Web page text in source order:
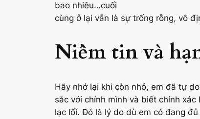
bao nhiêu…cuối
cùng ở lại vẫn là sự trống rỗng, vô
Niềm tin và
Hãy nhớ lại khi còn nhỏ, em đã tự
sắc với chính mình và biết chính
lạc lối. Đó là lý do dù em có đang